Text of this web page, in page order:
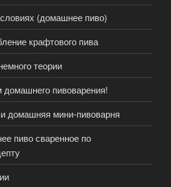
(домашнее пиво)
крафтового пива
теории
домашнего пивоварения!
домашняя мини-пивоварня
пиво сваренное по